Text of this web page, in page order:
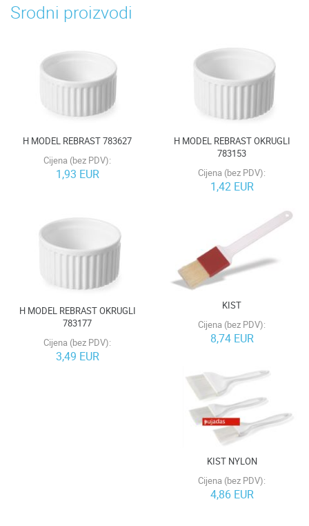
Srodni proizvodi
H MODEL REBRAST 783627
Cijena (bez PDV):
1,93 EUR
H MODEL REBRAST OKRUGLI
783153
Cijena (bez PDV):
1,42 EUR
H MODEL REBRAST OKRUGLI
783177
Cijena (bez PDV):
3,49 EUR
KIST
Cijena (bez PDV):
8,74 EUR
KIST NYLON
Cijena (bez PDV):
4,86 EUR